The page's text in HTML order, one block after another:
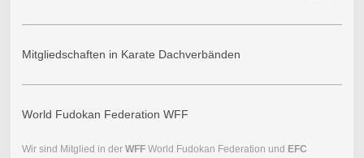
Mitgliedschaften in Karate Dachverbänden
World Fudokan Federation WFF
Wir sind Mitglied in der WFFWorld Fudokan Federation und EFC